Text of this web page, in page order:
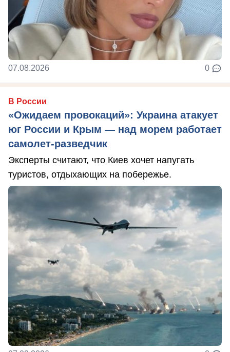
07.08.2026 0
В России
«Ожидаем провокаций»: Украина атакует
юг России и Крым — над морем работает
самолет-разведчик
Эксперты считают, что Киев хочет напугать
туристов, отдыхающих на побережье.